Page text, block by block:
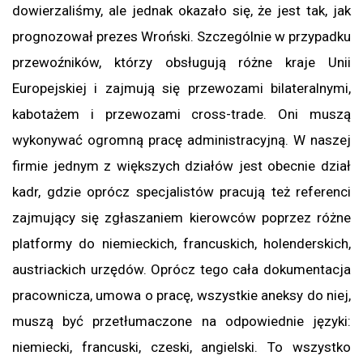
dowierzaliśmy, ale jednak okazało się, że jest tak, jak
prognozował prezes Wroński. Szczególnie w przypadku
przewoźników, którzy obsługują różne kraje Unii
Europejskiej i zajmują się przewozami bilateralnymi,
kabotażem i przewozami cross-trade. Oni muszą
wykonywać ogromną pracę administracyjną. W naszej
firmie jednym z większych działów jest obecnie dział
kadr, gdzie oprócz specjalistów pracują też referenci
zajmujący się zgłaszaniem kierowców poprzez różne
platformy do niemieckich, francuskich, holenderskich,
austriackich urzędów. Oprócz tego cała dokumentacja
pracownicza, umowa o pracę, wszystkie aneksy do niej,
muszą być przetłumaczone na odpowiednie języki:
niemiecki, francuski, czeski, angielski. To wszystko